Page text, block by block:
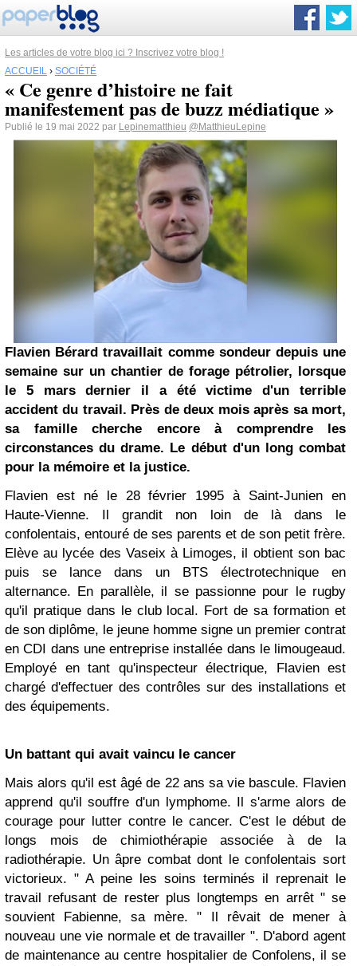
Les articles de votre blog ici ? Inscrivez votre blog !
ACCUEIL › SOCIÉTÉ
« Ce genre d’histoire ne fait
manifestement pas de buzz médiatique »
Publié le 19 mai 2022 par Lepinematthieu @MatthieuLepine
Flavien Bérard travaillait comme sondeur depuis une
semaine sur un chantier de forage pétrolier, lorsque
le 5 mars dernier il a été victime d'un terrible
accident du travail. Près de deux mois après sa mort,
sa famille cherche encore à comprendre les
circonstances du drame. Le début d'un long combat
pour la mémoire et la justice.
Flavien est né le 28 février 1995 à Saint-Junien en
Haute-Vienne. Il grandit non loin de là dans le
confolentais, entouré de ses parents et de son petit frère.
Elève au lycée des Vaseix à Limoges, il obtient son bac
puis se lance dans un BTS électrotechnique en
alternance. En parallèle, il se passionne pour le rugby
qu'il pratique dans le club local. Fort de sa formation et
de son diplôme, le jeune homme signe un premier contrat
en CDI dans une entreprise installée dans le limougeaud.
Employé en tant qu'inspecteur électrique, Flavien est
chargé d'effectuer des contrôles sur des installations et
des équipements.
Un battant qui avait vaincu le cancer
Mais alors qu'il est âgé de 22 ans sa vie bascule. Flavien
apprend qu'il souffre d'un lymphome. Il s'arme alors de
courage pour lutter contre le cancer. C'est le début de
longs mois de chimiothérapie associée à de la
radiothérapie. Un âpre combat dont le confolentais sort
victorieux. " A peine les soins terminés il reprenait le
travail refusant de rester plus longtemps en arrêt " se
souvient Fabienne, sa mère. " Il rêvait de mener à
nouveau une vie normale et de travailler ". D'abord agent
de maintenance au centre hospitalier de Confolens, il se